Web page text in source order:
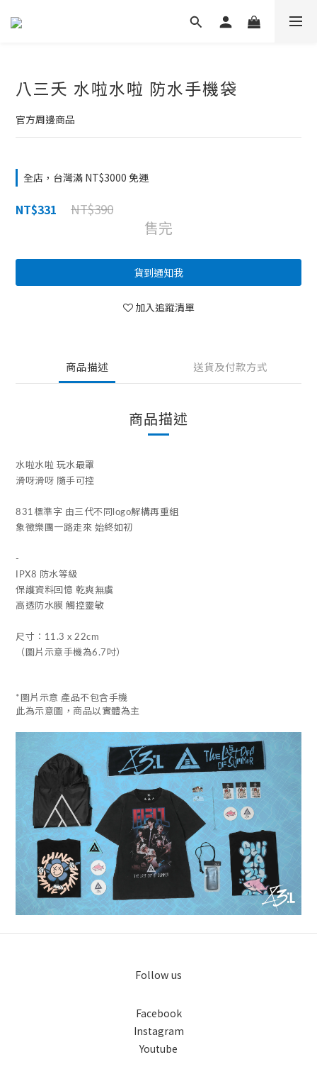
八三夭 水啦水啦 防水手機袋
官方周邊商品
全店，台灣滿 NT$3000 免運
NT$331 NT$390
售完
貨到通知我
加入追蹤清單
商品描述 送貨及付款方式
商品描述
水啦水啦 玩水最罩
滑呀滑呀 隨手可控
831標準字 由三代不同logo解構再重組
象徵樂團一路走來 始終如初
-
IPX8 防水等級
保護資料回憶 乾爽無虞
高透防水膜 觸控靈敏
尺寸：11.3 x 22cm
（圖片示意手機為6.7吋）
*圖片示意 產品不包含手機
此為示意圖，商品以實體為主
Follow us
Facebook
Instagram
Youtube